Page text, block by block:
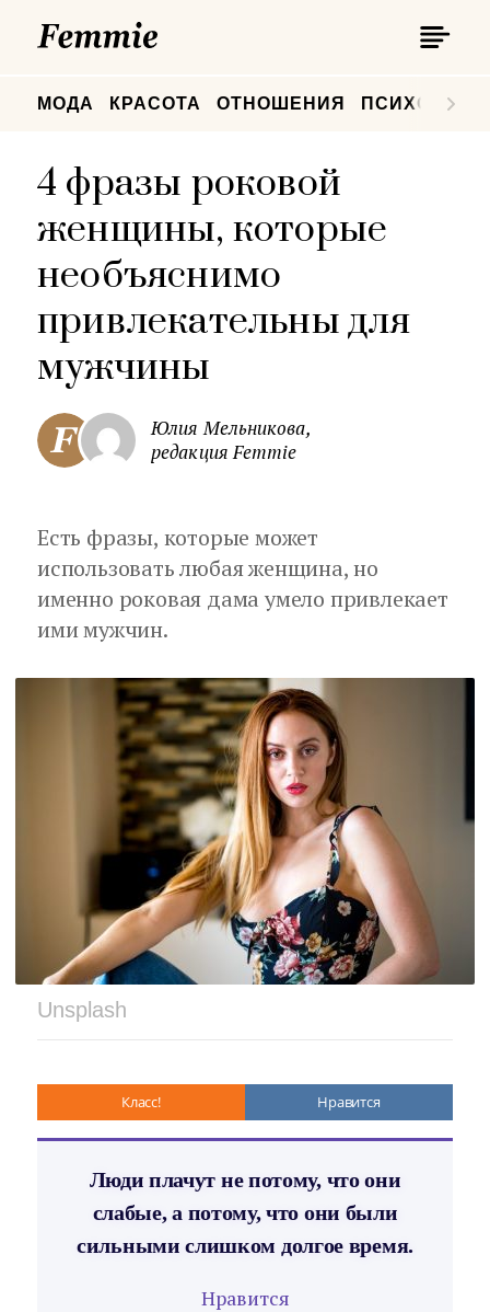
МОДА КРАСОТА ОТНОШЕНИЯ
4 фразы роковой
женщины, которые
необъяснимо
привлекательны для
мужчины
Юлия Мельникова,
редакция Femmie
Есть фразы, которые может
использовать любая женщина, но
именно роковая дама умело привлекает
ими мужчин.
Unsplash
Класс! Нравится
Люди плачут не потому, что они
слабые, а потому, что они были
сильными слишком долгое время.
Нравится